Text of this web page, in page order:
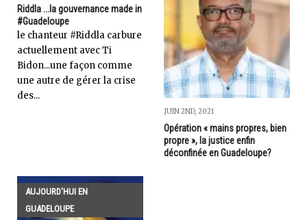
Riddla ...la gouvernance made in
#Guadeloupe
le chanteur #Riddla carbure
actuellement avec Ti
Bidon...une façon comme
une autre de gérer la crise
des...
JUIN 2ND, 2021
Opération « mains propres, bien
propre », la justice enfin
déconfinée en Guadeloupe?
AUJOURD'HUI EN
GUADELOUPE